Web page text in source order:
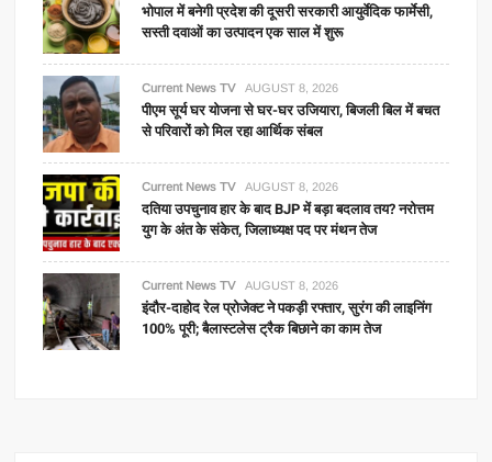
भोपाल में बनेगी प्रदेश की दूसरी सरकारी आयुर्वेदिक फार्मेसी,
सस्ती दवाओं का उत्पादन एक साल में शुरू
Current News TV AUGUST 8, 2026
पीएम सूर्य घर योजना से घर-घर उजियारा, बिजली बिल में बचत
से परिवारों को मिल रहा आर्थिक संबल
Current News TV AUGUST 8, 2026
दतिया उपचुनाव हार के बाद BJP में बड़ा बदलाव तय? नरोत्तम
युग के अंत के संकेत, जिलाध्यक्ष पद पर मंथन तेज
Current News TV AUGUST 8, 2026
इंदौर-दाहोद रेल प्रोजेक्ट ने पकड़ी रफ्तार, सुरंग की लाइनिंग
100% पूरी; बैलास्टलेस ट्रैक बिछाने का काम तेज